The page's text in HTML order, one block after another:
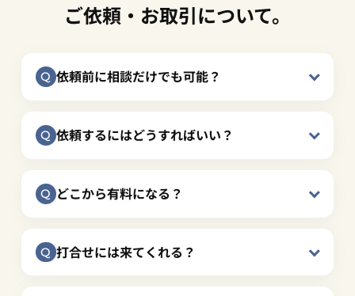
ご依頼・お取引について。
依頼前に相談だけでも可能？
依頼するにはどうすればいい？
どこから有料になる？
打合せには来てくれる？